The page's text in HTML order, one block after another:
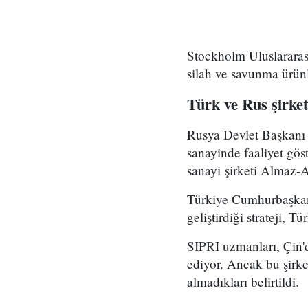
Stockholm
silah ve savunma
Türk ve Rus
Rusya Devlet
sanayinde faaliyet
sanayi şirketi Almaz-
Türkiye
geliştirdiği strateji,
SIPRI uzmanları,
ediyor. Ancak bu
almadıkları belirtildi.